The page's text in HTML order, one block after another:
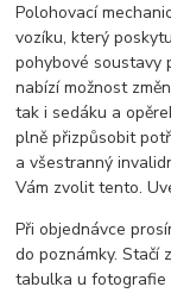
Polohovací
vozíku, který
pohybové soustavy
nabízí možnost
tak i sedáku a
plně přizpůsobit
a všestranný
Vám zvolit tento.
Při objednávce
do poznámky. Stačí
tabulka u fotografie